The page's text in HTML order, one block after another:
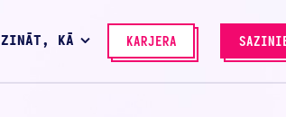
ZINĀT, KĀ KARJERA